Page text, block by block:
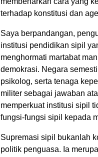
terhadap konstitusi dan
Saya berpandangan,
institusi pendidikan sipil
menghormati martabat
demokrasi. Negara
psikolog, serta tenaga
militer sebagai jawaban
memperkuat institusi sipil
fungsi-fungsi sipil kepada
Supremasi sipil bukanlah
politik penguasa. Ia